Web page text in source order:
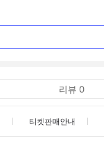
리뷰 0
티켓판매안내